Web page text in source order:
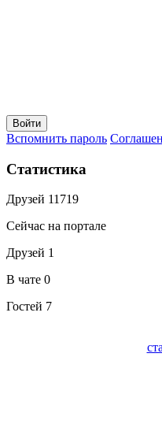
Вспомнить пароль
Статистика
Друзей 11719
Сейчас на портале
Друзей 1
В чате 0
Гостей 7